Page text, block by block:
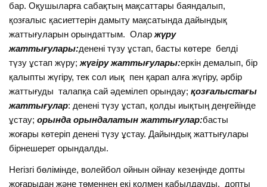
бар. Оқушыларға сабақтың мақсаттары баяндалып,
қозғалыс қасиеттерін дамыту мақсатында дайындық
жаттығуларын орындаттым. Оларжүру
жаттығулары:денені түзу ұстап, басты көтере белді
түзу ұстап жүру;жүгіру жаттығулары:еркін демалып, бір
қалыпты жүгіру, тек сол иық пен қарап алға жүгіру, әрбір
жаттығуды талапқа сай әдемілеп орындау;қозғалыстағы
жаттығулар: денені түзу ұстап, қолды иықтың деңгейінде
ұстау;орында орындалатын жаттығулар:басты
жоғары көтеріп денені түзу ұстау. Дайындық жаттығулары
бірнешерет орындалды.
Негізгі бөлімінде, волейбол ойнын ойнау кезеңінде допты
жоғарыдан және төменнен екі қолмен қабылдауды, допты